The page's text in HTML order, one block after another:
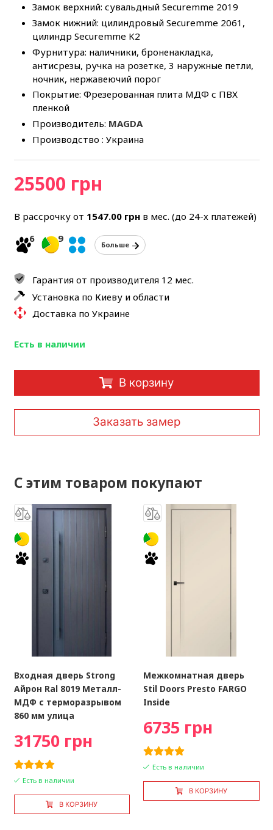
Замок верхний: сувальдный Securemme 2019
Замок нижний: цилиндровый Securemme 2061,
цилиндр Securemme K2
Фурнитура: наличники, броненакладка,
антисрезы, ручка на розетке, 3 наружные петли,
ночник, нержавеючий порог
Покрытие: Фрезерованная плита МДФ с ПВХ
пленкой
Производитель: MAGDA
Производство : Украина
25500 грн
В рассрочку от 1547.00грнв мес. (до 24-х платежей)
6
9
Больше
Гарантия от производителя 12 мес.
Установка по Киеву и области
Доставка по Украине
Есть в наличии
В корзину
Заказать замер
С этим товаром покупают
Входная дверь Strong
Айрон Ral 8019 Металл-
МДФ с терморазрывом
860 мм улица
31750 грн
Есть в наличии
В КОРЗИНУ
Межкомнатная дверь
Stil Doors Presto FARGO
Inside
6735 грн
Есть в наличии
В КОРЗИНУ